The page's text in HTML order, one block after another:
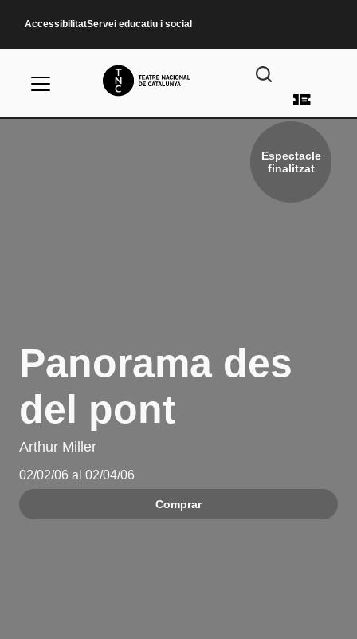
AccessibilitatServei educatiu i social
Menú
Espectacle
finalitzat
Panorama des
del pont
Arthur Miller
02/02/06 al 02/04/06
Comprar